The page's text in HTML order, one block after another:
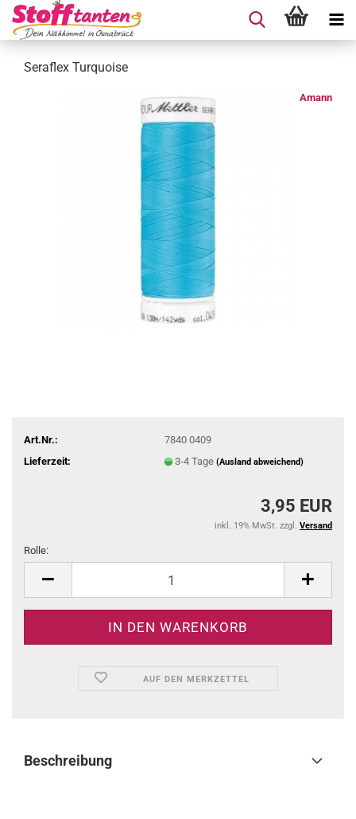
Seraflex Turquoise
Amann
Art.Nr.:
7840 0409
Lieferzeit:
3-4 Tage (Ausland abweichend)
3,95 EUR
inkl. 19% MwSt. zzgl. Versand
Rolle:
AUF DEN MERKZETTEL
Beschreibung